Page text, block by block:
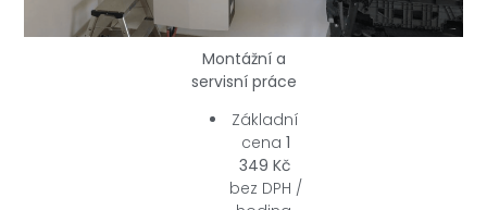
Montážní a
servisní práce
Základní
cena 1
349 Kč
bez DPH /